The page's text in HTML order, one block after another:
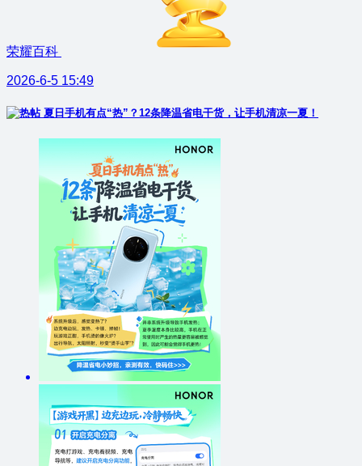
荣耀百科
2026-6-5 15:49
夏日手机有点“热”？12条降温省电干货，让手机清凉一夏！